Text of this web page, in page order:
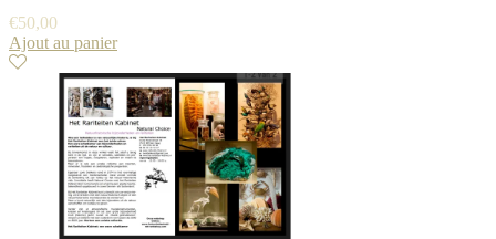
€50,00
Ajout au panier